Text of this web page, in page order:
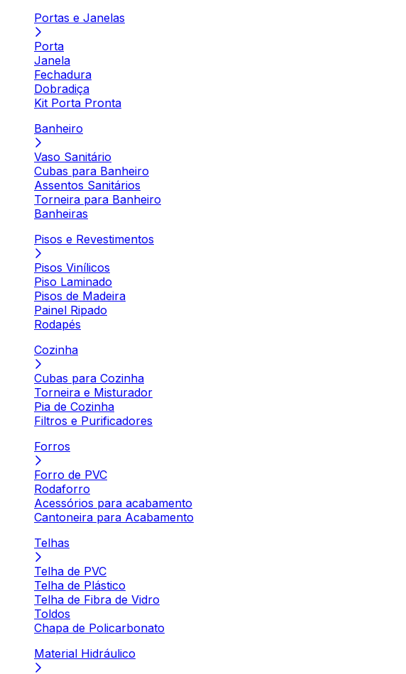
Portas e Janelas
Porta
Janela
Fechadura
Dobradiça
Kit Porta Pronta
Banheiro
Vaso Sanitário
Cubas para Banheiro
Assentos Sanitários
Torneira para Banheiro
Banheiras
Pisos e Revestimentos
Pisos Vinílicos
Piso Laminado
Pisos de Madeira
Painel Ripado
Rodapés
Cozinha
Cubas para Cozinha
Torneira e Misturador
Pia de Cozinha
Filtros e Purificadores
Forros
Forro de PVC
Rodaforro
Acessórios para acabamento
Cantoneira para Acabamento
Telhas
Telha de PVC
Telha de Plástico
Telha de Fibra de Vidro
Toldos
Chapa de Policarbonato
Material Hidráulico